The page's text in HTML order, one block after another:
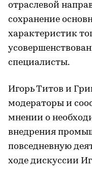
отраслевой
сохранение
характеристик
специалисты.
Игорь Титов и
модераторы и
мнении о
внедрения
повседневную
ходе дискуссии